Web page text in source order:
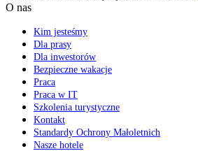
O nas
Kim jesteśmy
Dla prasy
Dla inwestorów
Bezpieczne wakacje
Praca
Praca w IT
Szkolenia turystyczne
Kontakt
Standardy Ochrony Małoletnich
Nasze hotele